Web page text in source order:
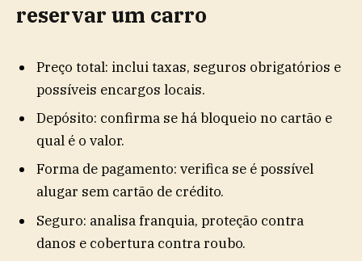
reservar um carro
Preço total: inclui taxas, seguros obrigatórios e
possíveis encargos locais.
Depósito: confirma se há bloqueio no cartão e
qual é o valor.
Forma de pagamento: verifica se é possível
alugar sem cartão de crédito.
Seguro: analisa franquia, proteção contra
danos e cobertura contra roubo.